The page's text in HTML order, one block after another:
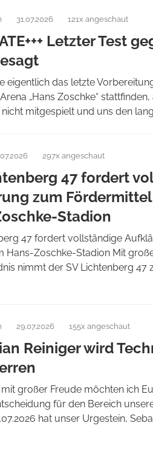
31.07.2026 121x angeschaut
Letzter Test
eigentlich das letzte
„Hans Zoschke“
mitgespielt und uns den
297x angeschaut
47 fordert
zum
Stadion
47 fordert vollständige
Hans-Zoschke-Stadion Mit
nimmt der SV Lichtenberg 47
29.07.2026 155x angeschaut
Reiniger wird
mit großer Freude möchten ich
für den Bereich
hat unser Urgestein,